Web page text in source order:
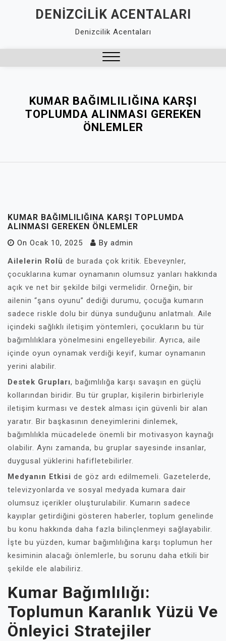
DENIZCILIK ACENTALARI
Denizcilik Acentaları
KUMAR BAĞIMLILIĞINA KARŞI
TOPLUMDA ALINMASI GEREKEN
ÖNLEMLER
KUMAR BAĞIMLILIĞINA KARŞI TOPLUMDA
ALINMASI GEREKEN ÖNLEMLER
On Ocak 10, 2025 By admin
Ailelerin Rolü de burada çok kritik. Ebeveynler,
çocuklarına kumar oynamanın olumsuz yanları hakkında
açık ve net bir şekilde bilgi vermelidir. Örneğin, bir
ailenin “şans oyunu” dediği durumu, çocuğa kumarın
sadece riskle dolu bir dünya sunduğunu anlatmalı. Aile
içindeki sağlıklı iletişim yöntemleri, çocukların bu tür
bağımlılıklara yönelmesini engelleyebilir. Ayrıca, aile
içinde oyun oynamak verdiği keyif, kumar oynamanın
yerini alabilir.
Destek Grupları, bağımlılığa karşı savaşın en güçlü
kollarından biridir. Bu tür gruplar, kişilerin birbirleriyle
iletişim kurması ve destek alması için güvenli bir alan
yaratır. Bir başkasının deneyimlerini dinlemek,
bağımlılıkla mücadelede önemli bir motivasyon kaynağı
olabilir. Aynı zamanda, bu gruplar sayesinde insanlar,
duygusal yüklerini hafifletebilirler.
Medyanın Etkisi de göz ardı edilmemeli. Gazetelerde,
televizyonlarda ve sosyal medyada kumara dair
olumsuz içerikler oluşturulabilir. Kumarın sadece
kayıplar getirdiğini gösteren haberler, toplum genelinde
bu konu hakkında daha fazla bilinçlenmeyi sağlayabilir.
İşte bu yüzden, kumar bağımlılığına karşı toplumun her
kesiminin alacağı önlemlerle, bu sorunu daha etkili bir
şekilde ele alabiliriz.
Kumar Bağımlılığı:
Toplumun Karanlık Yüzü Ve
Önleyici Stratejiler